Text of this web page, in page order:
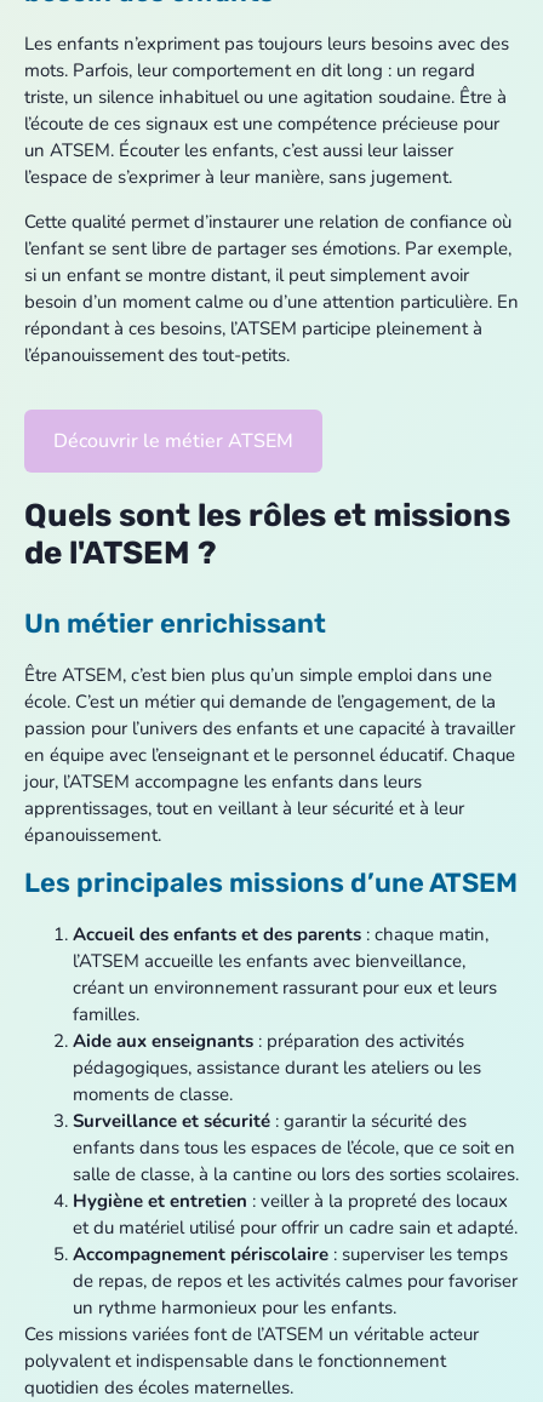
Les enfants n’expriment pas toujours leurs besoins avec des
mots. Parfois, leur comportement en dit long : un regard
triste, un silence inhabituel ou une agitation soudaine. Être à
l’écoute de ces signaux est une compétence précieuse pour
un ATSEM. Écouter les enfants, c’est aussi leur laisser
l’espace de s’exprimer à leur manière, sans jugement.
Cette qualité permet d’instaurer une relation de confiance où
l’enfant se sent libre de partager ses émotions. Par exemple,
si un enfant se montre distant, il peut simplement avoir
besoin d’un moment calme ou d’une attention particulière. En
répondant à ces besoins, l’ATSEM participe pleinement à
l’épanouissement des tout-petits.
Découvrir le métier ATSEM
Quels sont les rôles et missions
de l'ATSEM ?
Un métier enrichissant
Être ATSEM, c’est bien plus qu’un simple emploi dans une
école. C’est un métier qui demande de l’engagement, de la
passion pour l’univers des enfants et une capacité à travailler
en équipe avec l’enseignant et le personnel éducatif. Chaque
jour, l’ATSEM accompagne les enfants dans leurs
apprentissages, tout en veillant à leur sécurité et à leur
épanouissement.
Les principales missions d’une ATSEM
Accueil des enfants et des parents : chaque matin,
l’ATSEM accueille les enfants avec bienveillance,
créant un environnement rassurant pour eux et leurs
familles.
Aide aux enseignants : préparation des activités
pédagogiques, assistance durant les ateliers ou les
moments de classe.
Surveillance et sécurité : garantir la sécurité des
enfants dans tous les espaces de l’école, que ce soit en
salle de classe, à la cantine ou lors des sorties scolaires.
Hygiène et entretien : veiller à la propreté des locaux
et du matériel utilisé pour offrir un cadre sain et adapté.
Accompagnement périscolaire : superviser les temps
de repas, de repos et les activités calmes pour favoriser
un rythme harmonieux pour les enfants.
Ces missions variées font de l’ATSEM un véritable acteur
polyvalent et indispensable dans le fonctionnement
quotidien des écoles maternelles.